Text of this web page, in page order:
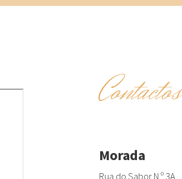
Contactos
Morada
Rua do Sabor N.º 3A